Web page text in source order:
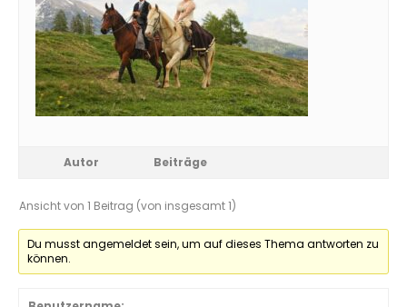
Autor Beiträge
Ansicht von 1 Beitrag (von insgesamt 1)
Du musst angemeldet sein, um auf dieses Thema antworten zu
können.